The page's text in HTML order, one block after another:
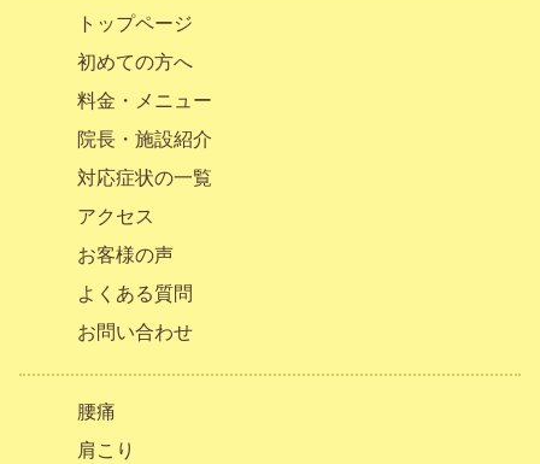
トップページ
初めての方へ
料金・メニュー
院長・施設紹介
対応症状の一覧
アクセス
お客様の声
よくある質問
お問い合わせ
腰痛
肩こり